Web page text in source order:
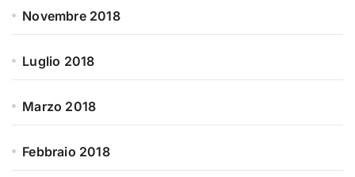
Novembre 2018
Luglio 2018
Marzo 2018
Febbraio 2018